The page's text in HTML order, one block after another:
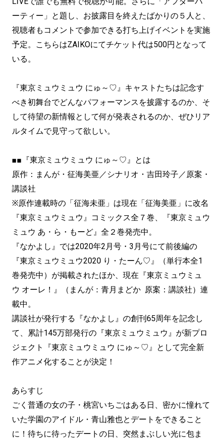
ーティー」と題し、お披露目を終えたばかりの５人と、
視聴者もコメントで参加できる打ち上げイベントを実施
予定。こちらはZAIKOにてチケット代は500円となって
いる。
『東京ミュウミュウ にゅ～♡』キャストたちは記念す
べき初舞台でどんなパフォーマンスを披露するのか、そ
して待望の新情報として何が発表されるのか、ぜひリア
ルタイムで見守って欲しい。
■■『東京ミュウミュウ にゅ～♡』とは
原作：まんが・征海美亜／シナリオ・吉田玲子／原案・
講談社
※原作連載時の「征海未亜」は現在「征海美亜」に改名
『東京ミュウミュウ』コミックス全７巻、『東京ミュウ
ミュウ あ・ら・もーど』全２巻発売中。
『なかよし』では2020年2月号・3月号にて前後編の
『東京ミュウミュウ2020 り・たーん♡』（単行本全1
巻発売中）が掲載されたほか、現在『東京ミュウミュ
ウ オーレ！』（まんが：青月まどか 原案：講談社）連
載中。
講談社が発行する『なかよし』の創刊65周年を記念し
て、累計145万部発行の『東京ミュウミュウ』が新プロ
ジェクト『東京ミュウミュウ にゅ～♡』として完全新
作アニメ化することが決定！
あらすじ
ごく普通の女の子・桃宮いちごはある日、密かに憧れて
いた学園のアイドル・青山雅也とデートをできること
に！待ちに待ったデートの日、突然まぶしい光に包ま